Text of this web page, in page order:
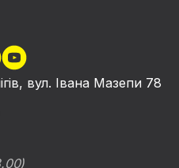
вул. Івана Мазепи 78